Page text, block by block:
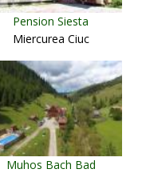
Pension Siesta
Miercurea Ciuc
Muhos Bach Bad